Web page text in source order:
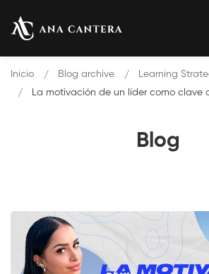
Blog
Inicio Blog archive
Learning
La motivación de un líder como clave